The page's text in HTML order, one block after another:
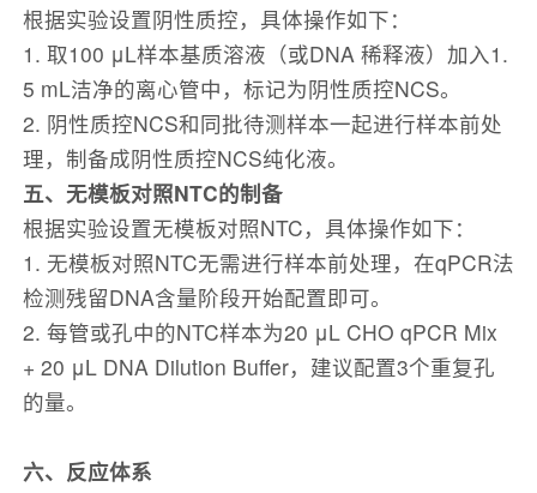
根据实验设置阴性质控，具体操作如下：
1. 取100 μL样本基质溶液（或DNA 稀释液）加入1.
5 mL洁净的离心管中，标记为阴性质控NCS。
2. 阴性质控NCS和同批待测样本一起进行样本前处
理，制备成阴性质控NCS纯化液。
五、无模板对照NTC的制备
根据实验设置无模板对照NTC，具体操作如下：
1. 无模板对照NTC无需进行样本前处理，在qPCR法
检测残留DNA含量阶段开始配置即可。
2. 每管或孔中的NTC样本为20 μL CHO qPCR Mix
+ 20 μL DNA Dilution Buffer，建议配置3个重复孔
的量。
六、反应体系